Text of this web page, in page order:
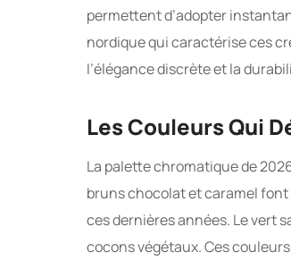
permettent d’adopter
nordique qui caractérise ces
l’élégance discrète et la
Les Couleurs Qui
La palette chromatique de
bruns chocolat et caramel
ces dernières années. Le vert
cocons végétaux. Ces